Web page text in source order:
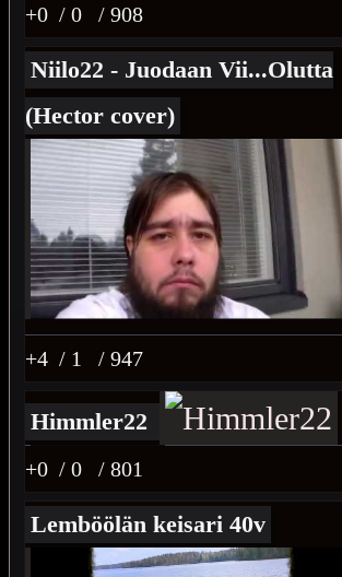
+0 / 0 / 908
Niilo22 - Juodaan Vii...Olutta
(Hector cover)
+4 / 1 / 947
Himmler22
+0 / 0 / 801
Lemböölän keisari 40v